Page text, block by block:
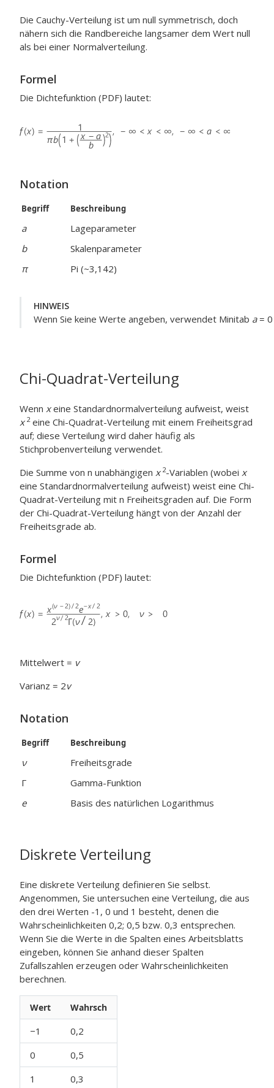
Die Cauchy-Verteilung ist um null symmetrisch, doch
nähern sich die Randbereiche langsamer dem Wert null
als bei einer Normalverteilung.
Formel
Die Dichtefunktion (PDF) lautet:
Notation
Begriff Beschreibung
a
Lageparameter
b
Skalenparameter
π
Pi (~3,142)
HINWEIS
Wenn Sie keine Werte angeben, verwendet Minitab a=
Chi-Quadrat-Verteilung
Wenn xeine Standardnormalverteilung aufweist, weist
x 2eine Chi-Quadrat-Verteilung mit einem Freiheitsgrad
auf; diese Verteilung wird daher häufig als
Stichprobenverteilung verwendet.
Die Summe von n unabhängigen x 2-Variablen (wobei x
eine Standardnormalverteilung aufweist) weist eine Chi-
Quadrat-Verteilung mit n Freiheitsgraden auf. Die Form
der Chi-Quadrat-Verteilung hängt von der Anzahl der
Freiheitsgrade ab.
Formel
Die Dichtefunktion (PDF) lautet:
Mittelwert = v
Varianz = 2v
Notation
Begriff Beschreibung
ν
Freiheitsgrade
Γ
Gamma-Funktion
e
Basis des natürlichen Logarithmus
Diskrete Verteilung
Eine diskrete Verteilung definieren Sie selbst.
Angenommen, Sie untersuchen eine Verteilung, die aus
den drei Werten -1, 0 und 1 besteht, denen die
Wahrscheinlichkeiten 0,2; 0,5 bzw. 0,3 entsprechen.
Wenn Sie die Werte in die Spalten eines Arbeitsblatts
eingeben, können Sie anhand dieser Spalten
Zufallszahlen erzeugen oder Wahrscheinlichkeiten
berechnen.
Wert Wahrsch
−1
0,2
0
0,5
1
0,3